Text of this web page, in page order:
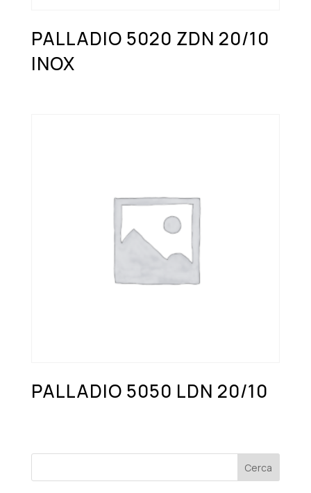
PALLADIO 5020 ZDN 20/10
INOX
PALLADIO 5050 LDN 20/10
Cerca